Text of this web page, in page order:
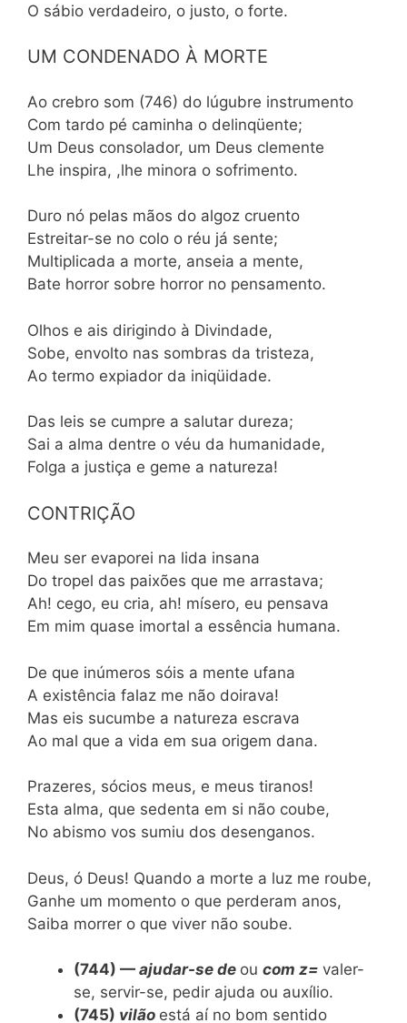
O sábio verdadeiro, o justo, o forte.
UM CONDENADO À MORTE
Ao crebro som (746) do lúgubre instrumento
Com tardo pé caminha o delinqüente;
Um Deus consolador, um Deus clemente
Lhe inspira, ,lhe minora o sofrimento.
Duro nó pelas mãos do algoz cruento
Estreitar-se no colo o réu já sente;
Multiplicada a morte, anseia a mente,
Bate horror sobre horror no pensamento.
Olhos e ais dirigindo à Divindade,
Sobe, envolto nas sombras da tristeza,
Ao termo expiador da iniqüidade.
Das leis se cumpre a salutar dureza;
Sai a alma dentre o véu da humanidade,
Folga a justiça e geme a natureza!
CONTRIÇÃO
Meu ser evaporei na lida insana
Do tropel das paixões que me arrastava;
Ah! cego, eu cria, ah! mísero, eu pensava
Em mim quase imortal a essência humana.
De que inúmeros sóis a mente ufana
A existência falaz me não doirava!
Mas eis sucumbe a natureza escrava
Ao mal que a vida em sua origem dana.
Prazeres, sócios meus, e meus tiranos!
Esta alma, que sedenta em si não coube,
No abismo vos sumiu dos desenganos.
Deus, ó Deus! Quando a morte a luz me roube,
Ganhe um momento o que perderam anos,
Saiba morrer o que viver não soube.
(744) — ajudar-se de ou com z= valer-
se, servir-se, pedir ajuda ou auxílio.
(745) vilão está aí no bom sentido